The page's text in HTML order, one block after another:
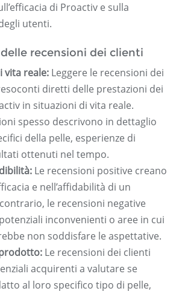
di Proactiv e sulla
utenti.
recensioni dei clienti
vita reale: Leggere le recensioni dei
diretti delle prestazioni dei
in situazioni di vita reale.
spesso descrivono in dettaglio
della pelle, esperienze di
ottenuti nel tempo.
Le recensioni positive creano
e nell’affidabilità di un
le recensioni negative
inconvenienti o aree in cui
non soddisfare le aspettative.
Le recensioni dei clienti
acquirenti a valutare se
al loro specifico tipo di pelle,